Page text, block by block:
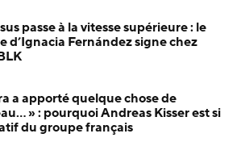
passe à la vitesse supérieure : le
d’Ignacia Fernández signe chez
a apporté quelque chose de
» : pourquoi Andreas Kisser est si
du groupe français